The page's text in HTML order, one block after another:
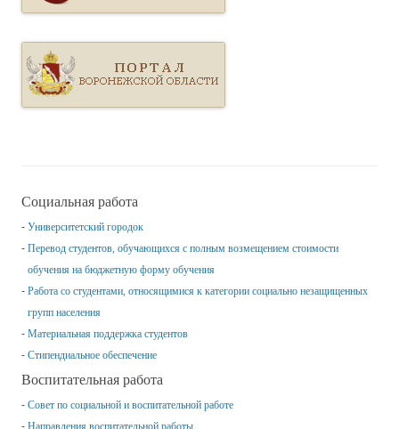
Социальная работа
Университетский городок
Перевод студентов, обучающихся с полным возмещением стоимости
обучения на бюджетную форму обучения
Работа со студентами, относящимися к категории социально незащищенных
групп населения
Материальная поддержка студентов
Стипендиальное обеспечение
Воспитательная работа
Совет по социальной и воспитательной работе
Направления воспитательной работы